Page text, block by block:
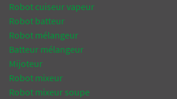
Robot cuiseur vapeur
Robot batteur
Robot mélangeur
Batteur mélangeur
Mijoteur
Robot mixeur
Robot mixeur soupe